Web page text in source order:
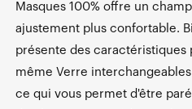
Masques 100% offre un
ajustement plus confortable.
présente des caractéristiques
même Verre
ce qui vous permet d'être